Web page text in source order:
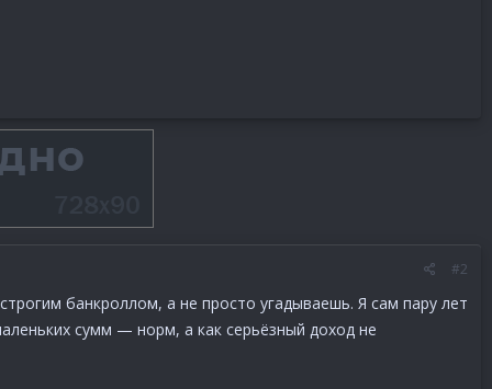
#2
банкроллом, а не просто угадываешь. Я сам пару лет
сумм — норм, а как серьёзный доход не